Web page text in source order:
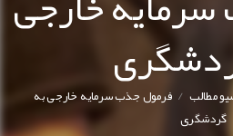
/ فرمول جذب سرمایه خارجی به
گردشگری